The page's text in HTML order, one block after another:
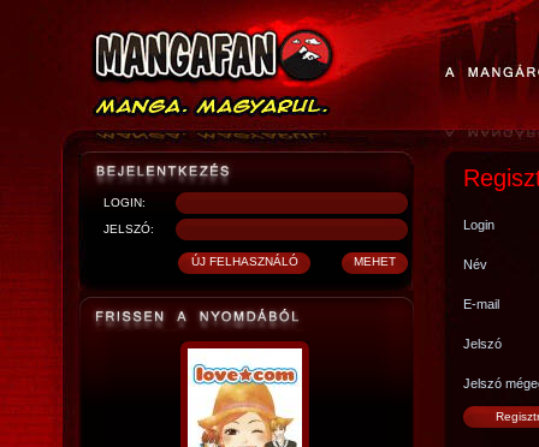
LOGIN:
JELSZÓ:
Login
Név
E-mail
Jelszó
Jelszó